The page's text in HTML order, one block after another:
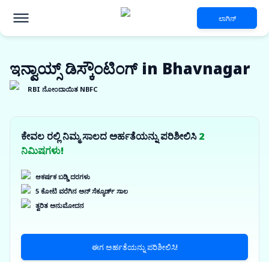
ಲಾಗಿನ್
ಇನ್ವಾಯ್ಸ್ ಡಿಸ್ಕೌಂಟಿಂಗ್ in Bhavnagar
RBI ನೋಂದಾಯಿತ NBFC
ಕೇವಲ ರಲ್ಲಿ ನಿಮ್ಮ ಸಾಲದ ಅರ್ಹತೆಯನ್ನು ಪರಿಶೀಲಿಸಿ2
ನಿಮಿಷಗಳು!
ಆಕರ್ಷಕ ಬಡ್ಡಿ ದರಗಳು
5 ಕೋಟಿ ವರೆಗಿನ ಅನ್ ಸೆಕ್ಯೂರ್ಡ್ ಸಾಲ
ತ್ವರಿತ ಅನುಮೋದನ
ಈಗ ಅರ್ಹತೆಯನ್ನು ಪರಿಶೀಲಿಸಿ!